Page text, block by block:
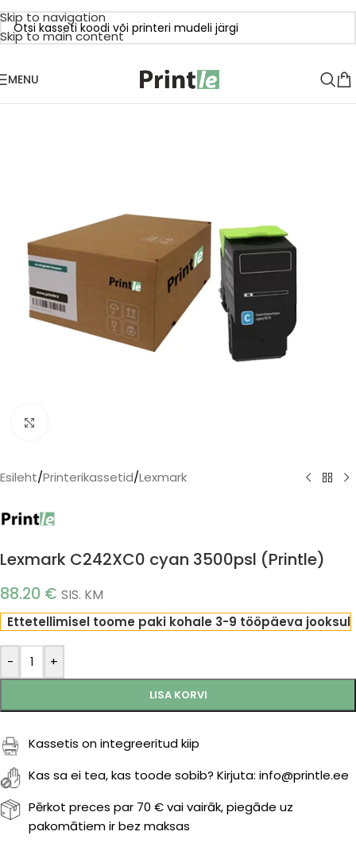
Skip to navigation
Skip to main content
MENU
Esileht/Printerikassetid/Lexmark
Lexmark C242XC0 cyan 3500psl (Printle)
88.20 € SIS. KM
Ettetellimisel toome paki kohale 3-9 tööpäeva jooksul
- +
LISA KORVI
Kassetis on integreeritud kiip
Kas sa ei tea, kas toode sobib? Kirjuta: info@printle.ee
Pērkot preces par 70 € vai vairāk, piegāde uz
pakomātiem ir bez maksas